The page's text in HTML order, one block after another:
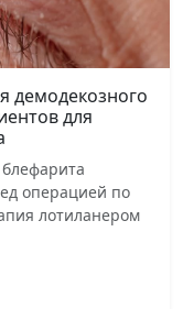
демодекозного
для
операцией по
лотиланером